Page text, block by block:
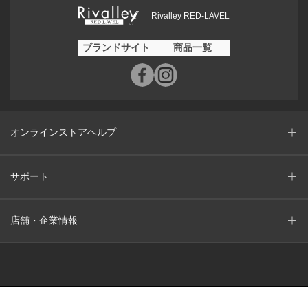
Rivalley RED-LAVEL
ブランドサイト 商品一覧
オンラインストアヘルプ
サポート
店舗・企業情報